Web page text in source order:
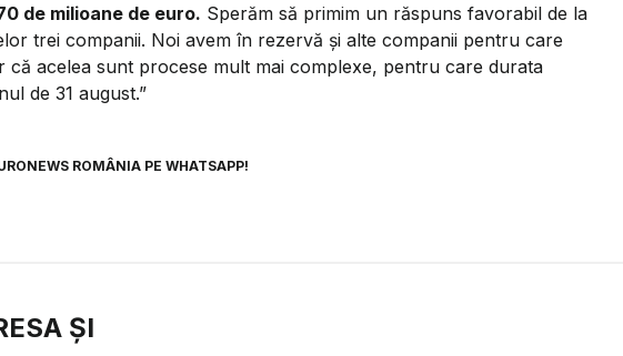
de milioane de euro. Sperăm să primim un răspuns favorabil de la
trei companii. Noi avem în rezervă și alte companii pentru care
acelea sunt procese mult mai complexe, pentru care durata
de 31 august.”
ROMÂNIA PE WHATSAPP!
ȘI